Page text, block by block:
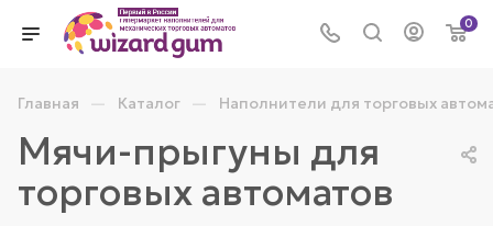
0
Главная — Каталог — Наполнители для торговых
Мячи-прыгуны для
торговых автоматов